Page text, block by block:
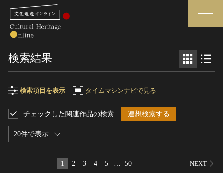
さらに詳細検索
トップ 媒体資料・関連記事等
博物館、美術館の皆さまへ
検索結果
検索項目を表示 タイムマシンナビで見る
20件で表示
チェックした関連作品の検索 連想検索する
1 2 3 4 5 50 NEXT
検索項目
フリーワード